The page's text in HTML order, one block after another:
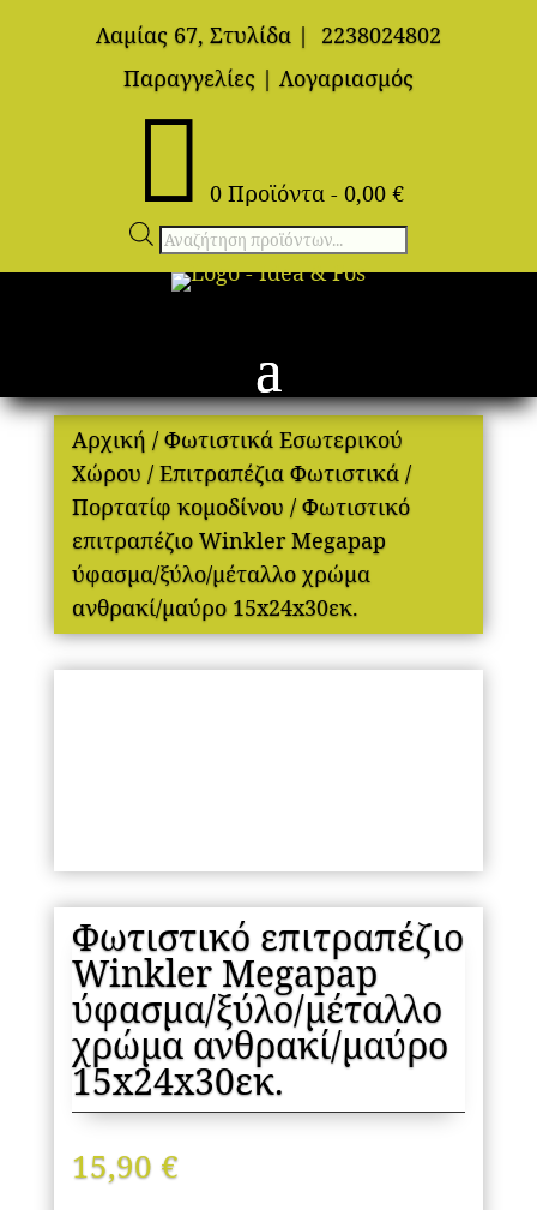
Λαμίας 67, Στυλίδα |
2238024802
Παραγγελίες | Λογαριασμός
 0 Προϊόντα - 0,00 €
Αναζήτηση
προϊόντων
Αρχική / Φωτιστικά Εσωτερικού
Χώρου / Επιτραπέζια Φωτιστικά/
Πορτατίφ κομοδίνου / Φωτιστικό
επιτραπέζιο Winkler Megapap
ύφασμα/ξύλο/μέταλλο χρώμα
ανθρακί/μαύρο 15x24x30εκ.
Φωτιστικό επιτραπέζιο
Winkler Megapap
ύφασμα/ξύλο/μέταλλο
χρώμα ανθρακί/μαύρο
15x24x30εκ.
15,90 €